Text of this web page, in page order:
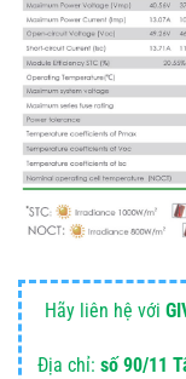
Hãy liên hệ với
Địa chỉ: số 90/11